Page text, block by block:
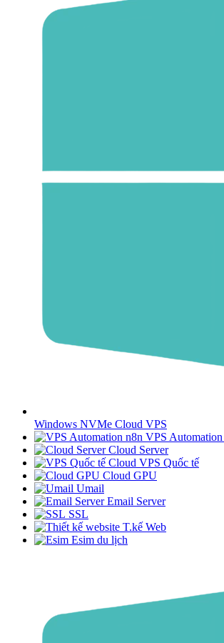
Windows NVMe Cloud VPS
VPS Automation
Cloud Server
Cloud VPS Quốc tế
Cloud GPU
Umail
Email Server
SSL
T.kế Web
Esim du lịch